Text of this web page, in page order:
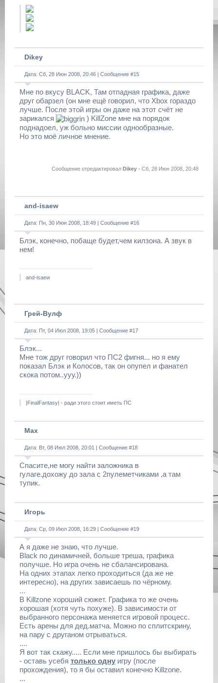
Dikey
Дата: Сб, 28 Июн 2008, 20:46 | Сообщение #15
Мне по вкусу BLACK, Там отпадная графика, даже
друг обарзел (он мне ещё говорил, что Xbox гораздо
лучше. После этой игры он даже на этот счёт не
зарикался
) KillZone мне на порядок
поднадоел, уж больно миссии однообразные.
Но это моё личное мнение.
Сообщение отредактировал Dikey - Сб, 28 Июн 2008, 20:48
and-isaew
Дата: Пн, 30 Июн 2008, 18:49 | Сообщение #16
Блэк, конечно, побаще будет,чем килзона. А звук в
нем!
and-isaew
Грей-Вулф
Дата: Пт, 04 Июл 2008, 19:05 | Сообщение #17
Блэк...
Мне тож друг говорил что ПС2 фигня... но я ему
показал Блэк и Колосов, так он опупел и фанател
скока потом..ууу.))
|FinalFantasy| - ради этого стоит иметь ПС
Max
Дата: Вт, 08 Июл 2008, 20:01 | Сообщение #18
Спасите,не могу найти заложника в
гулаге.дохожу до зала с 2пулеметчиками ,а там
тупик.
Игорь
Дата: Ср, 09 Июл 2008, 16:29 | Сообщение #19
А я даже не знаю, что лучше.
Black по динамичней, больше треша, графика
получше. Но игра очень не сбалансирована.
На одних этапах легко проходиться (да же не
интересно), на других зависаешь по чёрному.
...
В Killzone хороший сюжет. Графика то же очень
хорошая (хотя чуть похуже). В зависимости от
выбранного персонажа меняется игровой процесс.
Есть арены для дед.матча. Можно по сплитскрину,
на пару с друганом отрываться.
....
Я вот так скажу..... Если мне пришлось бы выбирать
- оставь усебя только одну игру (после
прохождения), то я бы оставил конечно Killzone.
...